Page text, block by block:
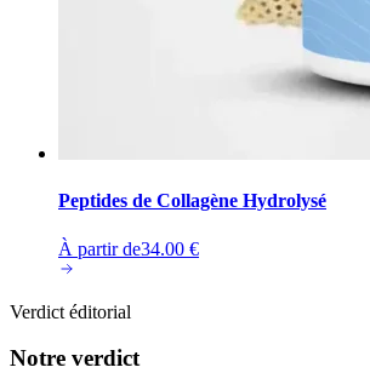
Peptides de Collagène Hydrolysé
À partir de34.00 €
Verdict éditorial
Notre verdict